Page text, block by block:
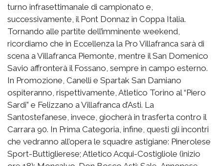
turno infrasettimanale di campionato e,
successivamente, il Pont Donnaz in Coppa Italia.
Tornando alle partite dell’imminente weekend,
ricordiamo che in Eccellenza la Pro Villafranca sarà di
scena a Villafranca Piemonte, mentre il San Domenico
Savio affronterà il Fossano, sempre in campo esterno.
In Promozione, Canelli e Spartak San Damiano
ospiteranno, rispettivamente, Atletico Torino al “Piero
Sardi” e Felizzano a Villafranca d’Asti. La
Santostefanese, invece, giocherà in trasferta contro il
Carrara 90. In Prima Categoria, infine, questi gli incontri
che vedranno all’opera le squadre astigiane: Pinerolese
Sport-Buttiglierese; Atletico Acqui-Costigliole (inizio